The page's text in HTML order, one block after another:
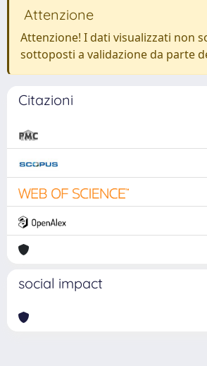
Attenzione
Attenzione! I dati visualizzati non
sottoposti a validazione da parte
Citazioni
social impact